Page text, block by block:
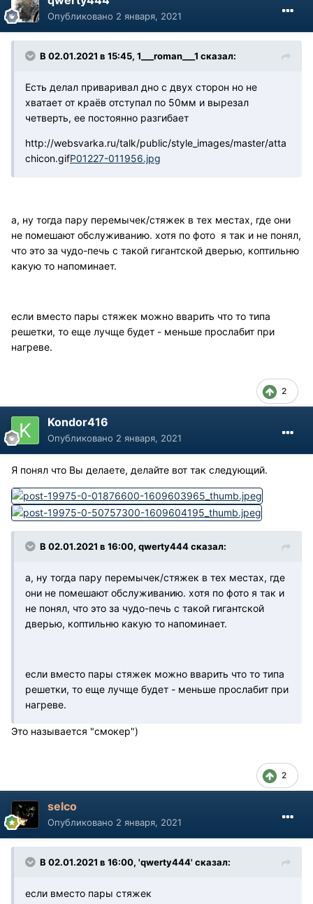
Опубликовано 2 января, 2021
В 02.01.2021 в 15:45, 1___roman___1 сказал:
Есть делал приваривал дно с двух сторон но не
хватает от краёв отступал по 50мм и вырезал
четверть, ее постоянно разгибает
http://websvarka.ru/talk/public/style_images/master/atta
chicon.gifP01227-011956.jpg
а, ну тогда пару перемычек/стяжек в тех местах, где они
не помешают обслуживанию. хотя по фото я так и не понял,
что это за чудо-печь с такой гигантской дверью, коптильню
какую то напоминает.
если вместо пары стяжек можно вварить что то типа
решетки, то еще лучще будет - меньше прослабит при
нагреве.
2
Kondor416
Опубликовано 2 января, 2021
Я понял что Вы делаете, делайте вот так следующий.
В 02.01.2021 в 16:00, qwerty444 сказал:
а, ну тогда пару перемычек/стяжек в тех местах, где
они не помешают обслуживанию. хотя по фото я так и
не понял, что это за чудо-печь с такой гигантской
дверью, коптильню какую то напоминает.
если вместо пары стяжек можно вварить что то типа
решетки, то еще лучще будет - меньше прослабит при
нагреве.
Это называется "смокер")
2
selco
Опубликовано 2 января, 2021
В 02.01.2021 в 16:00, 'qwerty444' сказал:
если вместо пары стяжек